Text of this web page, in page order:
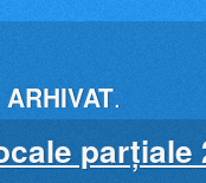
ARHIVAT.
parțiale